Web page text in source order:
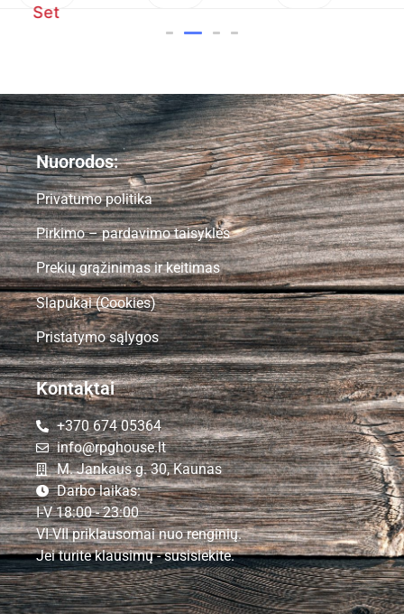
Set
Nuorodos:
Privatumo politika
Pirkimo – pardavimo taisyklės
Prekių grąžinimas ir keitimas
Slapukai (Cookies)
Pristatymo sąlygos
Kontaktai
+370 674 05364
info@rpghouse.lt
M. Jankaus g. 30, Kaunas
Darbo laikas:
I-V 18:00 - 23:00
VI-VII priklausomai nuo renginių.
Jei turite klausimų - susisiekite.